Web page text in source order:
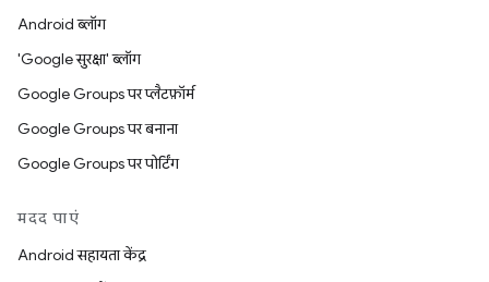
Android ब्लॉग
'Google सुरक्षा' ब्लॉग
Google Groups पर प्लैटफ़ॉर्म
Google Groups पर बनाना
Google Groups पर पोर्टिंग
मदद पाएं
Android सहायता केंद्र